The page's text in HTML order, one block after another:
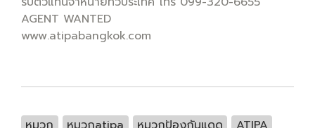
AGENT WANTED
www.atipabangkok.com